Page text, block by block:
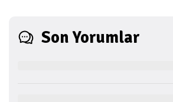
Son Yorumlar